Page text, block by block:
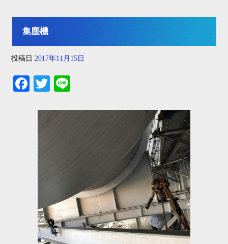
集塵機
投稿日 2017年11月15日
Fa
bo
T
tte